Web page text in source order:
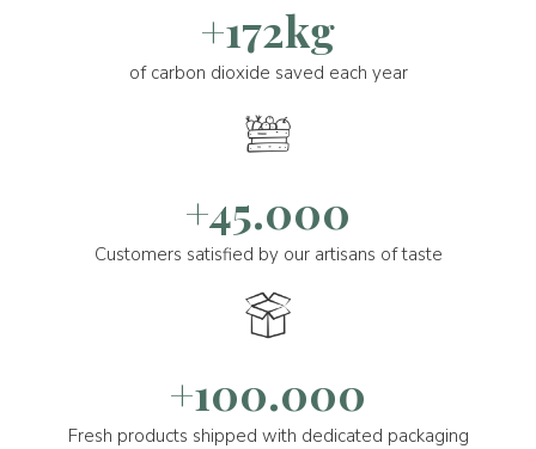
+172kg
of carbon dioxide saved each year
+45.000
Customers satisfied by our artisans of taste
+100.000
Fresh products shipped with dedicated packaging